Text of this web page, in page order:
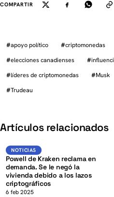
COMPARTIR
#apoyo político #criptomonedas
#elecciones canadienses #
#líderes de criptomonedas #Musk
#Trudeau
Artículos relacionados
Noticias K
NOTICIAS
Powell de Kraken reclama en
demanda. Se le negó la
vivienda debido a los lazos
criptográficos
6 feb 2025